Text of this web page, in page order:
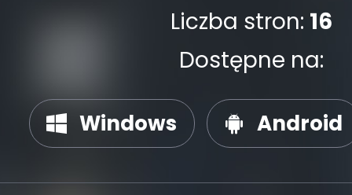
Liczba stron: 16
Dostępne na:
Windows Android